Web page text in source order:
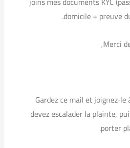
domicile + preuve
Merci
Gardez ce mail et
devez escalader la plainte,
porter